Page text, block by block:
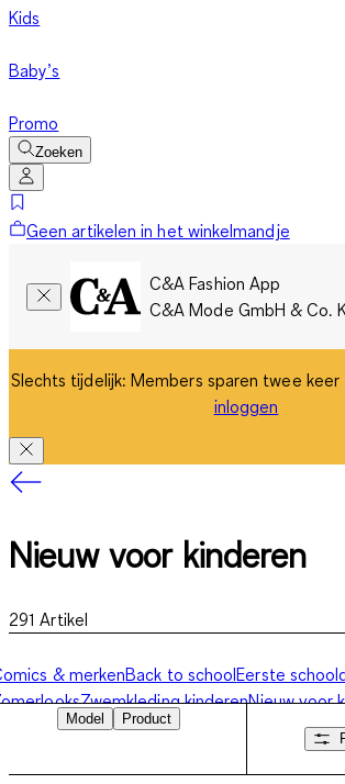
Kids
Baby’s
Promo
Zoeken
Geen artikelen in het winkelmandje
C&A Fashion App
C&A Mode GmbH & Co.
Slechts tijdelijk: Members sparen twee
inloggen
Nieuw voor kinderen
291 Artikel
& merkenBack to schoolEerste
Zwemkleding kinderenNieuw voor
Denim looksFeestelijke kinderkleding
Model
Product